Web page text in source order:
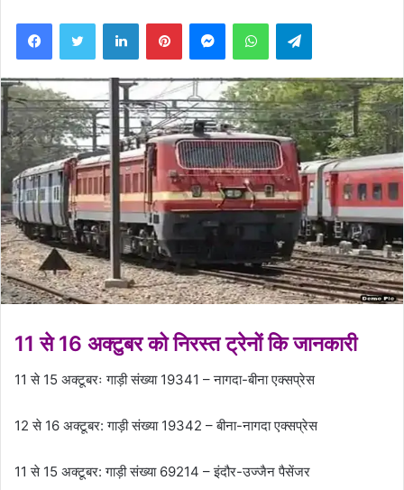
FacebookTwitter LinkedInPinterestMessengerWhatsAppTelegram
11 से 16 अक्टुबर को निरस्त ट्रेनों कि जानकारी
11 से 15 अक्टूबरः गाड़ी संख्या 19341 – नागदा-बीना एक्सप्रेस
12 से 16 अक्टूबर: गाड़ी संख्या 19342 – बीना-नागदा एक्सप्रेस
11 से 15 अक्टूबर: गाड़ी संख्या 69214 – इंदौर-उज्जैन पैसेंजर